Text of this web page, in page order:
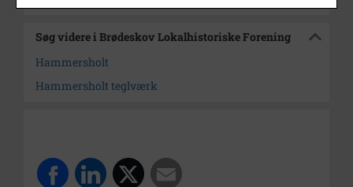
Søg videre i Brødeskov Lokalhistoriske Forening
Hammersholt
Hammersholt teglværk